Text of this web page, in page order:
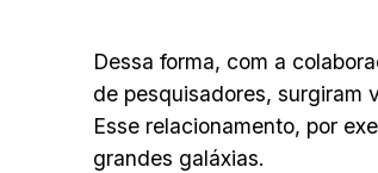
Dessa forma, com a
de pesquisadores, surgiram
Esse relacionamento, por
grandes galáxias.